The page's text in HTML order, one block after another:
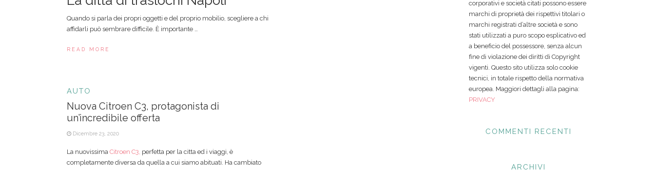
Quando si parla dei propri oggetti e del proprio mobilio, scegliere a chi
affidarli può sembrare difficile. È importante
READ MORE
AUTO
Nuova Citroen C3, protagonista di
un’incredibile offerta
Dicembre 23, 2020
La nuovissima Citroen C3, perfetta per la citta ed i viaggi, è
completamente diversa da quella a cui siamo abituati. Ha cambiato
corporativi e società citati possono essere
marchi di proprietà dei rispettivi titolari o
marchi registrati d’altre società e sono
stati utilizzati a puro scopo esplicativo ed
a beneficio del possessore, senza alcun
fine di violazione dei diritti di Copyright
vigenti. Questo sito utilizza solo cookie
tecnici, in totale rispetto della normativa
europea. Maggiori dettagli alla pagina:
PRIVACY
COMMENTI RECENTI
ARCHIVI